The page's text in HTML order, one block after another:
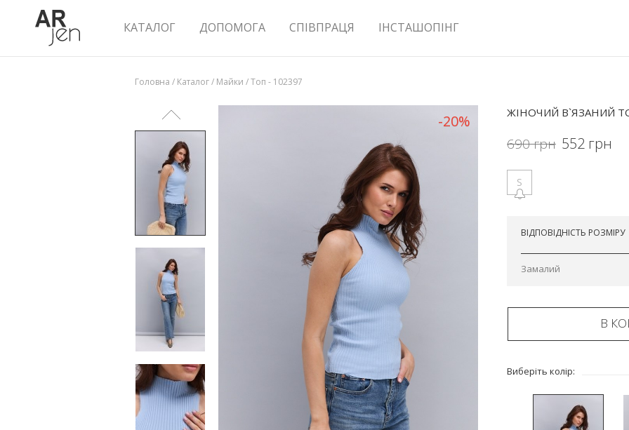
КАТАЛОГ ДОПОМОГА СПІВПРАЦЯ ІНСТАШОПІНГ
Головна / Каталог/ Майки /Топ - 102397
ЖІНОЧИЙ В`ЯЗАНИЙ
690грн 552 грн
S
ВІДПОВІДНІСТЬ РОЗМІРУ
Замалий
В
Виберіть колір:
-20%